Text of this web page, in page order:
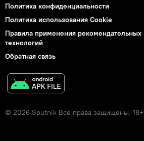
Политика конфиденциальности
Политика использования Cookie
Правила применения рекомендательных
технологий
Обратная связь
© 2026 Sputnik Все права защищены. 18+